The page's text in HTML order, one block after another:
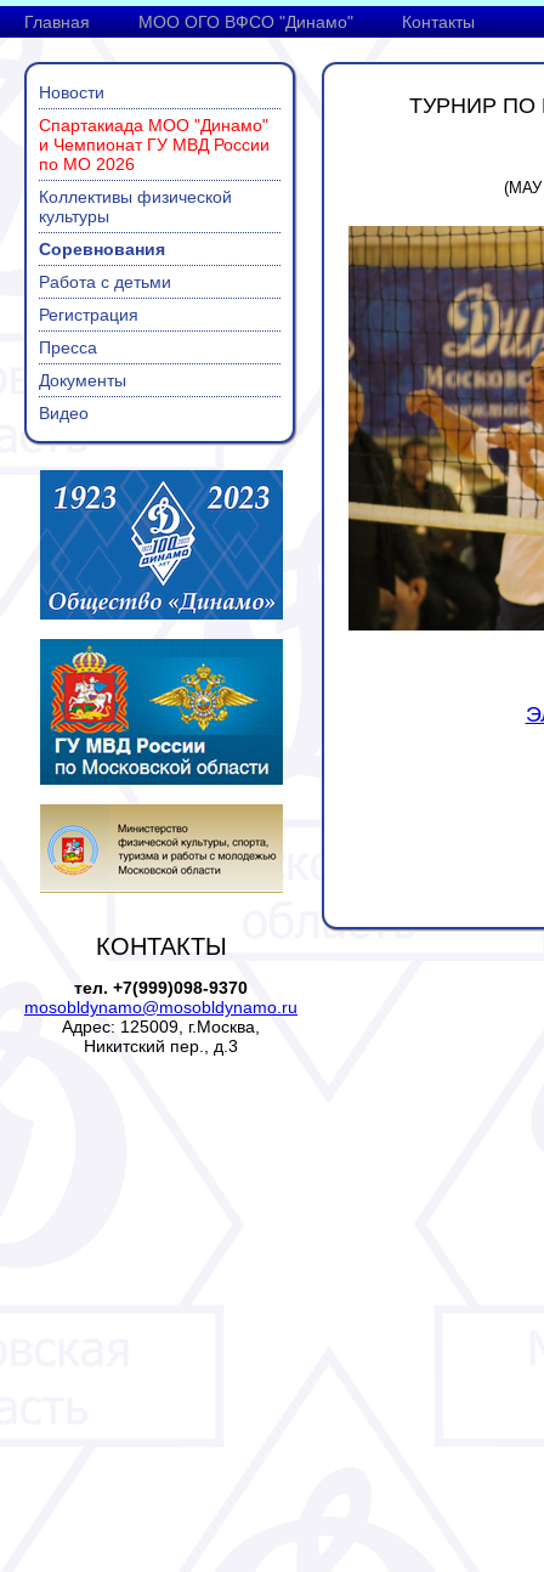
Главная МОО ОГО ВФСО "Динамо" Контакты
Новости
Спартакиада МОО "Динамо"
и Чемпионат ГУ МВД России
по МО 2026
Коллективы физической
культуры
Соревнования
Работа с детьми
Регистрация
Пресса
Документы
Видео
КОНТАКТЫ
тел. +7(999)098-9370
mosobldynamo@mosobldynamo.ru
Адрес: 125009, г.Москва,
Никитский пер., д.3
ТУРНИР ПО
(МАУ